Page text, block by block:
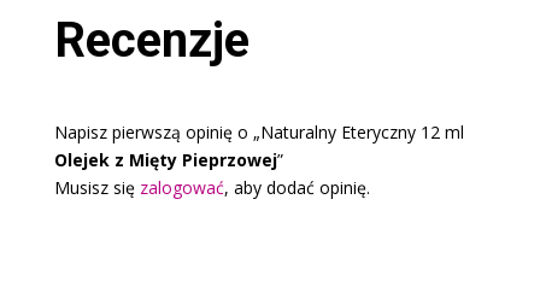
Recenzje
Napisz pierwszą opinię o „Naturalny Eteryczny 12 ml
Olejek z Mięty Pieprzowej”
Musisz się zalogować, aby dodać opinię.